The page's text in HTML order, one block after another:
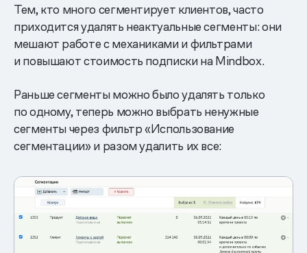
Тем, кто много сегментирует клиентов, часто
приходится удалять неактуальные сегменты: они
мешают работе с механиками и фильтрами
и повышают стоимость подписки на Mindbox.
Раньше сегменты можно было удалять только
по одному, теперь можно выбрать ненужные
сегменты через фильтр «Использование
сегментации» и разом удалить их все: